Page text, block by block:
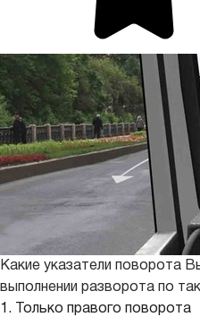
Какие указатели поворота
выполнении разворота по
1. Только правого поворота